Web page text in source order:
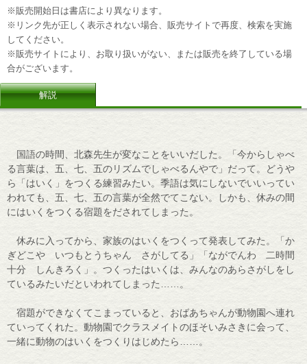
※販売開始日は書店により異なります。
※リンク先が正しく表示されない場合、販売サイトで再度、検索を実施
してください。
※販売サイトにより、お取り扱いがない、または販売を終了している場
合がございます。
解説
国語の時間、北森先生が変なことをいいだした。「今からしゃべ
る言葉は、五、七、五のリズムでしゃべるんやで」だって。どうや
ら「はいく」をつくる練習みたい。季語は気にしないでいいってい
われても、五、七、五の言葉が全然でてこない。しかも、休みの間
にはいくをつくる宿題をだされてしまった。
休みに入ってから、家族のはいくをつくって発表してみた。「か
ぎどこや いつもとうちゃん さがしてる」「ながでんわ 二時間
十分 しんきろく」。つくったはいくは、みんなのあらさがしをし
ているみたいだといわれてしまった……。
宿題ができなくてこまっていると、おばあちゃんが動物園へ連れ
ていってくれた。動物園でクラスメイトのほそいみさきに会って、
一緒に動物のはいくをつくりはじめたら……。